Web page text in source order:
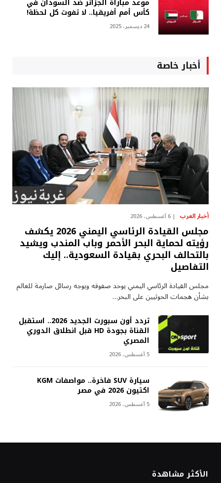
كأس أمم أفريقيا.. لا تفوت كل لحظة!
24 ديسمبر، 2025
أخبار خاصة
أخبار العرب 6 أغسطس، 2026
مجلس القيادة الرئاسي اليمني 2026 يكشف
رؤيته لحماية البحر الأحمر وباب المندب ويشيد
بالتحالف البحري بقيادة السعودية.. إليك
التفاصيل
مجلس القيادة الرئاسي اليمني يوحد صفوفه ويوجه رسائل صارمة للعالم
بشأن هجمات الحوثيين على البحر…
تردد أون سبورت الجديد 2026.. استقبل
القناة بجودة HD قبل انطلاق الدوري
المصري
5 أغسطس، 2026
سيارة SUV فاخرة.. مواصفات KGM
اكتيون 2026 في مصر
5 أغسطس، 2026
الأكثر مشاهدة